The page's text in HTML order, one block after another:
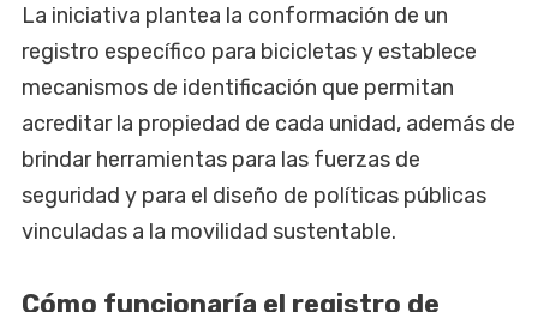
La iniciativa plantea la conformación de un
registro específico para bicicletas y establece
mecanismos de identificación que permitan
acreditar la propiedad de cada unidad, además de
brindar herramientas para las fuerzas de
seguridad y para el diseño de políticas públicas
vinculadas a la movilidad sustentable.
Cómo funcionaría el registro de